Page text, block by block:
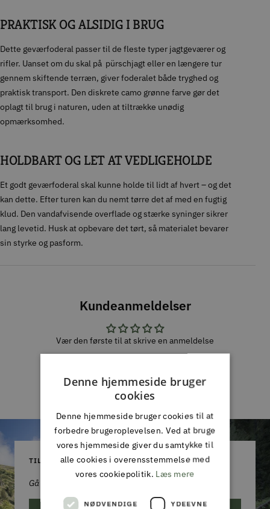
PRAKTISK OG ALSIDIG I BRUG
Dette geværfoderal passer til de fleste typer jagtgeværer og
rifler. Uanset om du skal på pürschjagt eller en længere tur
gennem skiftende terræn, giver foderalet både tryghed og
praktisk transport. Den diskrete camo grønne farve gør det
oplagt til brug i naturen, uden at tiltrække unødig
opmærksomhed.
HOLDBART OG LET AT VEDLIGEHOLDE
Et godt geværfoderal skal kunne holde til lidt af hvert – og det
kan dette. Efter turen kan du nemt tørre det af med en fugtig
klud. Den vandafvisende overflade og stærke syninger sikrer
lang levetid. Husk at opbevare det tørt, så materialet bevarer
sin styrke og pasform.
Kundeanmeldelser
Vær den første til at skrive en anmeldelse
anmeldelse
TILMELD DIG VORES NYHEDSBREV
Gå aldrig glip af et godt tilbud!
Denne hjemmeside bruger
cookies
Denne hjemmeside bruger cookies til at
forbedre brugeroplevelsen. Ved at bruge
vores hjemmeside giver du samtykke til
alle cookies i overensstemmelse med
vores cookiepolitik. Læs mere
NØDVENDIGE YDEEVNE